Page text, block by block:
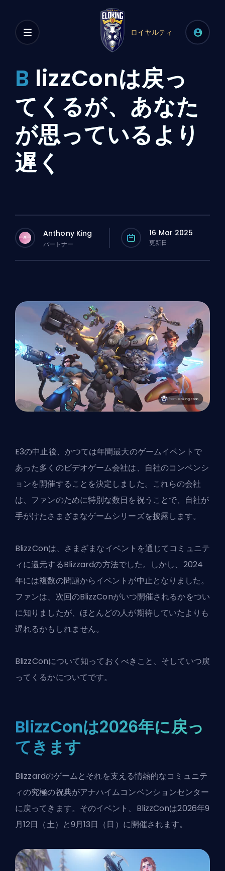
ロイヤルティ
B lizzConは戻っ
てくるが、あなた
が思っているより
遅く
A Anthony King
パートナー
16 Mar 2025
更新日
E3の中止後、かつては年間最大のゲームイベントで
あった多くのビデオゲーム会社は、自社のコンベンシ
ョンを開催することを決定しました。これらの会社
は、ファンのために特別な数日を祝うことで、自社が
手がけたさまざまなゲームシリーズを披露します。
BlizzConは、さまざまなイベントを通じてコミュニテ
ィに還元するBlizzardの方法でした。しかし、2024
年には複数の問題からイベントが中止となりました。
ファンは、次回のBlizzConがいつ開催されるかをつい
に知りましたが、ほとんどの人が期待していたよりも
遅れるかもしれません。
BlizzConについて知っておくべきこと、そしていつ戻
ってくるかについてです。
BlizzConは2026年に戻っ
てきます
Blizzardのゲームとそれを支える情熱的なコミュニテ
ィの究極の祝典がアナハイムコンベンションセンター
に戻ってきます。そのイベント、BlizzConは2026年9
月12日（土）と9月13日（日）に開催されます。